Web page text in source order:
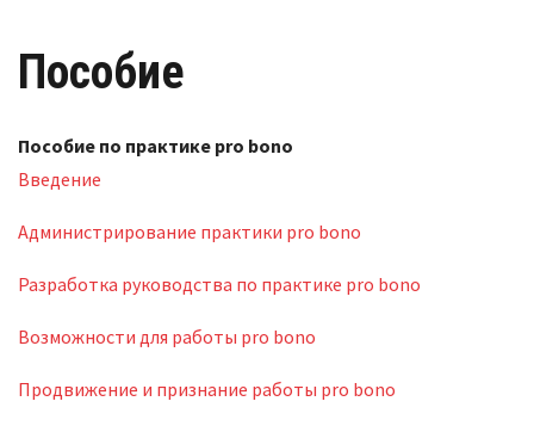
Пособие
Пособие по практике pro bono
Введение
Администрирование практики pro bono
Разработка руководства по практике pro bono
Возможности для работы pro bono
Продвижение и признание работы pro bono